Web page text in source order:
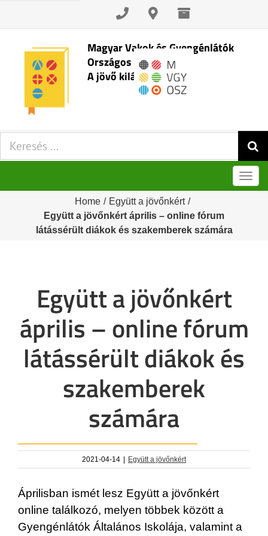
Skip
content
Magyar Vakok és Gyengénlátók
Országos Szövetsége
A jövő kilátásai
Keresés:
Home / Együtt a jövőnkért /
Együtt a jövőnkért április – online fórum
látássérült diákok és szakemberek számára
Együtt a jövőnkért
április – online fórum
látássérült diákok és
szakemberek
számára
2021-04-14 | Együtt a jövőnkért
Áprilisban ismét lesz Együtt a jövőnkért
online találkozó, melyen többek között a
Gyengénlátók Általános Iskolája, valamint a